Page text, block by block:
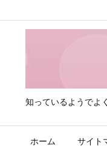
知っているようでよ
ホーム サイト